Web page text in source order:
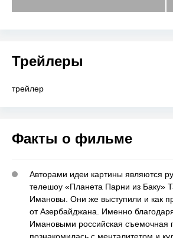
Трейлеры
трейлер
Факты о фильме
Авторами идеи картины являются
телешоу «Планета Парни из Баку»
Имановы. Они же выступили и как
от Азербайджана. Именно
Имановыми российская съемочная